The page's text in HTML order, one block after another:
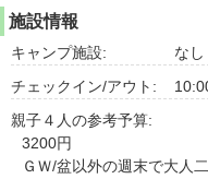
施設情報
キャンプ施設:
なし
チェックイン/アウト:
親子４人の参考予算:
3200円
ＧＷ/盆以外の週末で大人